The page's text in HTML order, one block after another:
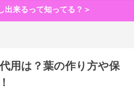
出来るって知ってる？＞
用は？葉の作り方や保